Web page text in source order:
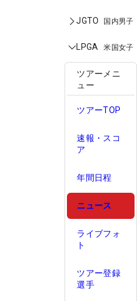
JGTO 国内男子
LPGA 米国女子
ツアーメニ
ュー
ツアーTOP
速報・スコ
ア
年間日程
ニュース
ライブフォ
ト
ツアー登録
選手